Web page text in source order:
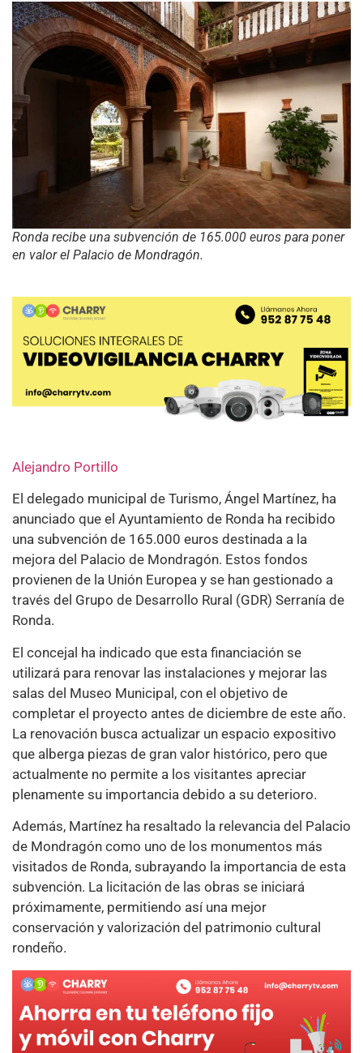
Ronda recibe una subvención de 165.000 euros para poner
en valor el Palacio de Mondragón.
Alejandro Portillo
El delegado municipal de Turismo, Ángel Martínez, ha
anunciado que el Ayuntamiento de Ronda ha recibido
una subvención de 165.000 euros destinada a la
mejora del Palacio de Mondragón. Estos fondos
provienen de la Unión Europea y se han gestionado a
través del Grupo de Desarrollo Rural (GDR) Serranía de
Ronda.
El concejal ha indicado que esta financiación se
utilizará para renovar las instalaciones y mejorar las
salas del Museo Municipal, con el objetivo de
completar el proyecto antes de diciembre de este año.
La renovación busca actualizar un espacio expositivo
que alberga piezas de gran valor histórico, pero que
actualmente no permite a los visitantes apreciar
plenamente su importancia debido a su deterioro.
Además, Martínez ha resaltado la relevancia del Palacio
de Mondragón como uno de los monumentos más
visitados de Ronda, subrayando la importancia de esta
subvención. La licitación de las obras se iniciará
próximamente, permitiendo así una mejor
conservación y valorización del patrimonio cultural
rondeño.